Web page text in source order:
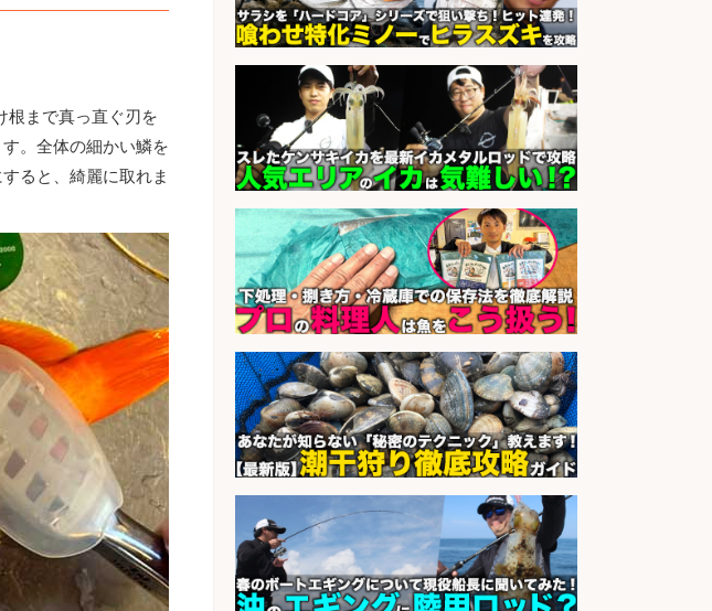
根まで真っ直ぐ刃を
。全体の細かい鱗を
ると、綺麗に取れま
日払いOKで即日収入/販売スタッフ/
「調理なし・軽作業スタート」お魚
のパック詰め&品出し/週4日から勤
務OK/希望休が取得できる/広島県
会社名 株式会社ホットスタッフ五日市
sponsored by 求人ボックス
さらに求人情報を見る